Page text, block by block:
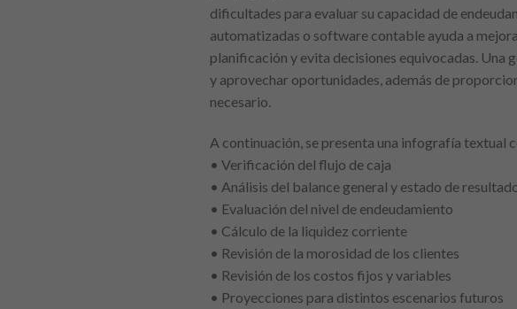
dificultades para evaluar su capacidad de
automatizadas o software contable ayuda a
planificación y evita decisiones equivocadas.
y aprovechar oportunidades, además de
necesario.
A continuación, se presenta una infografía textual
• Verificación del flujo de caja
• Análisis del balance general y estado de
• Evaluación del nivel de endeudamiento
• Cálculo de la liquidez corriente
• Revisión de la morosidad de los clientes
• Revisión de los costos fijos y variables
• Proyecciones para distintos escenarios futuros